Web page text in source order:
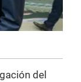
del